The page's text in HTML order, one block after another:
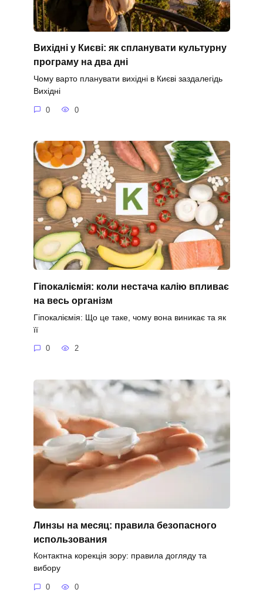
Вихідні у Києві: як спланувати культурну
програму на два дні
Чому варто планувати вихідні в Києві заздалегідь
Вихідні
0 0
Гіпокаліємія: коли нестача калію впливає
на весь організм
Гіпокаліємія: Що це таке, чому вона виникає та як
її
0 2
Линзы на месяц: правила безопасного
использования
Контактна корекція зору: правила догляду та
вибору
0 0